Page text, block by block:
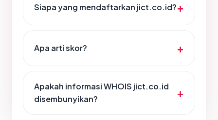
Siapa yang mendaftarkan jict.co.id?
Apa arti skor?
Apakah informasi WHOIS jict.co.id
disembunyikan?